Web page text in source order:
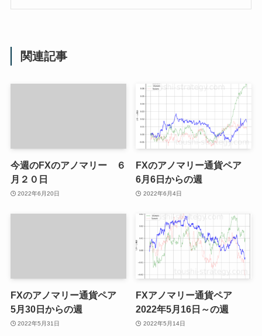
関連記事
今週のFXのアノマリー ６
月２０日
2022年6月20日
FXのアノマリー通貨ペア
6月6日からの週
2022年6月4日
FXのアノマリー通貨ペア
5月30日からの週
2022年5月31日
FXアノマリー通貨ペア
2022年5月16日～の週
2022年5月14日